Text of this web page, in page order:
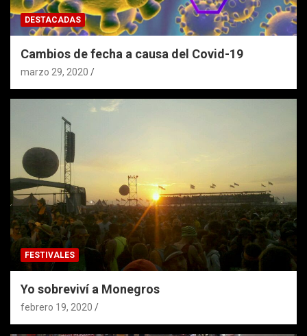
DESTACADAS
Cambios de fecha a causa del Covid-19
marzo 29, 2020
FESTIVALES
Yo sobreviví a Monegros
febrero 19, 2020